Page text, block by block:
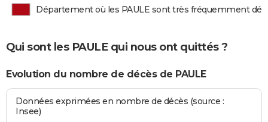
Département où les PAULE sont très fréquemment
Qui sont les PAULE qui nous ont quittés ?
Evolution du nombre de décès de PAULE
Données exprimées en nombre de décès (source :
Insee)